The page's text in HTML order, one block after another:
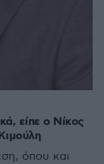
είπε ο Νίκος
όπου και